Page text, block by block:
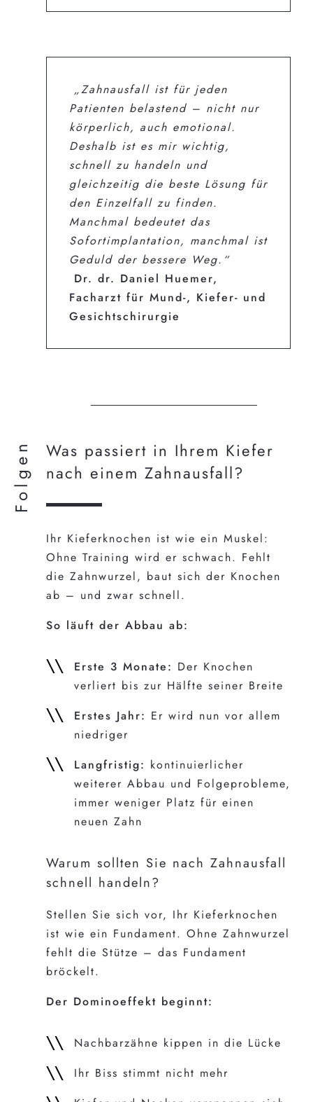
„Zahnausfall ist für jeden
Patienten belastend – nicht nur
körperlich, auch emotional.
Deshalb ist es mir wichtig,
schnell zu handeln und
gleichzeitig die beste Lösung für
den Einzelfall zu finden.
Manchmal bedeutet das
Sofortimplantation, manchmal ist
Geduld der bessere Weg.“
Dr. dr. Daniel Huemer,
Facharzt für Mund-, Kiefer- und
Gesichtschirurgie
Folgen
Was passiert in Ihrem Kiefer
nach einem Zahnausfall?
Ihr Kieferknochen ist wie ein Muskel:
Ohne Training wird er schwach. Fehlt
die Zahnwurzel, baut sich der Knochen
ab – und zwar schnell.
So läuft der Abbau ab:
Erste 3 Monate: Der Knochen
verliert bis zur Hälfte seiner Breite
Erstes Jahr: Er wird nun vor allem
niedriger
Langfristig: kontinuierlicher
weiterer Abbau und Folgeprobleme,
immer weniger Platz für einen
neuen Zahn
Warum sollten Sie nach Zahnausfall
schnell handeln?
Stellen Sie sich vor, Ihr Kieferknochen
ist wie ein Fundament. Ohne Zahnwurzel
fehlt die Stütze – das Fundament
bröckelt.
Der Dominoeffekt beginnt:
Nachbarzähne kippen in die Lücke
Ihr Biss stimmt nicht mehr